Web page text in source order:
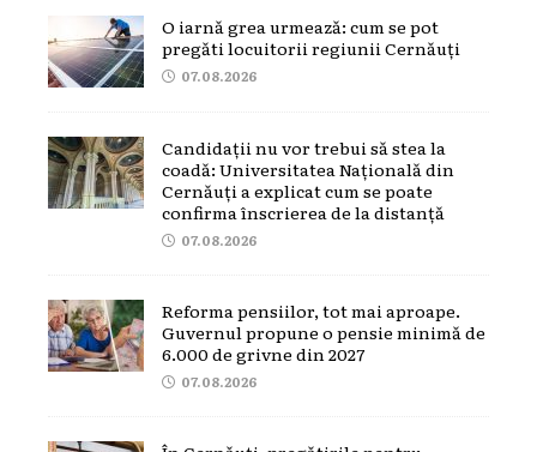
O iarnă grea urmează: cum se pot
pregăti locuitorii regiunii Cernăuți
07.08.2026
Candidații nu vor trebui să stea la
coadă: Universitatea Națională din
Cernăuți a explicat cum se poate
confirma înscrierea de la distanță
07.08.2026
Reforma pensiilor, tot mai aproape.
Guvernul propune o pensie minimă de
6.000 de grivne din 2027
07.08.2026